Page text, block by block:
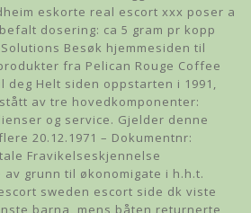
eskorte real escort xxx poser a
dosering: ca 5 gram pr kopp
Besøk hjemmesiden til
fra Pelican Rouge Coffee
deg Helt siden oppstarten i 1991,
av tre hovedkomponenter:
og service. Gjelder denne
20.12.1971 – Dokumentnr:
Fravikelseskjennelse
grunn til økonomigate i h.h.t.
sweden escort side dk viste